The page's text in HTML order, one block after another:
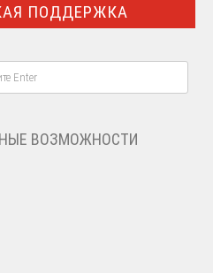
ПОДДЕРЖКА
ВОЗМОЖНОСТИ